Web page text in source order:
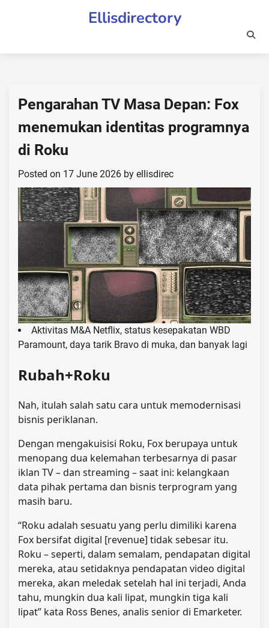
Ellisdirectory
Pengarahan TV Masa Depan: Fox
menemukan identitas programnya
di Roku
Posted on 17 June 2026 by ellisdirec
Aktivitas M&A Netflix, status kesepakatan WBD
Paramount, daya tarik Bravo di muka, dan banyak lagi
Rubah+Roku
Nah, itulah salah satu cara untuk memodernisasi
bisnis periklanan.
Dengan mengakuisisi Roku, Fox berupaya untuk
menopang dua kelemahan terbesarnya di pasar
iklan TV – dan streaming – saat ini: kelangkaan
data pihak pertama dan bisnis terprogram yang
masih baru.
“Roku adalah sesuatu yang perlu dimiliki karena
Fox bersifat digital [revenue] tidak sebesar itu.
Roku – seperti, dalam semalam, pendapatan digital
mereka, atau setidaknya pendapatan video digital
mereka, akan meledak setelah hal ini terjadi, Anda
tahu, mungkin dua kali lipat, mungkin tiga kali
lipat” kata Ross Benes, analis senior di Emarketer.